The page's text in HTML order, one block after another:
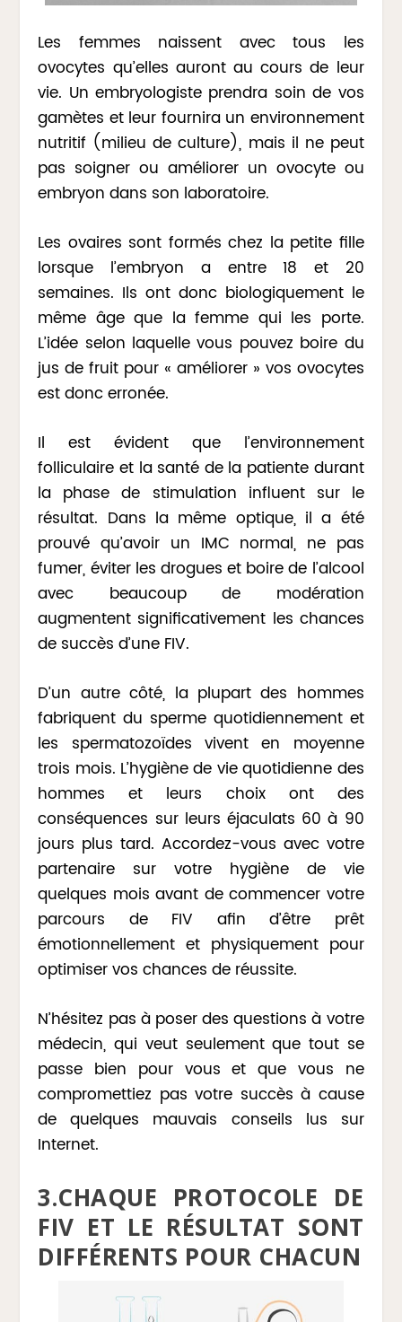
Les femmes naissent avec tous les
ovocytes qu’elles auront au cours de leur
vie. Un embryologiste prendra soin de vos
gamètes et leur fournira un environnement
nutritif (milieu de culture), mais il ne peut
pas soigner ou améliorer un ovocyte ou
embryon dans son laboratoire.
Les ovaires sont formés chez la petite fille
lorsque l’embryon a entre 18 et 20
semaines. Ils ont donc biologiquement le
même âge que la femme qui les porte.
L’idée selon laquelle vous pouvez boire du
jus de fruit pour « améliorer » vos ovocytes
est donc erronée.
Il est évident que l’environnement
folliculaire et la santé de la patiente durant
la phase de stimulation influent sur le
résultat. Dans la même optique, il a été
prouvé qu’avoir un IMC normal, ne pas
fumer, éviter les drogues et boire de l’alcool
avec beaucoup de modération
augmentent significativement les chances
de succès d’une FIV.
D’un autre côté, la plupart des hommes
fabriquent du sperme quotidiennement et
les spermatozoïdes vivent en moyenne
trois mois. L’hygiène de vie quotidienne des
hommes et leurs choix ont des
conséquences sur leurs éjaculats 60 à 90
jours plus tard. Accordez-vous avec votre
partenaire sur votre hygiène de vie
quelques mois avant de commencer votre
parcours de FIV afin d’être prêt
émotionnellement et physiquement pour
optimiser vos chances de réussite.
N’hésitez pas à poser des questions à votre
médecin, qui veut seulement que tout se
passe bien pour vous et que vous ne
compromettiez pas votre succès à cause
de quelques mauvais conseils lus sur
Internet.
3.CHAQUE PROTOCOLE DE
FIV ET LE RÉSULTAT SONT
DIFFÉRENTS POUR CHACUN